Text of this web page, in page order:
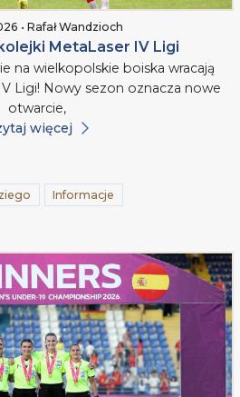
• Rafał Wandzioch
MetaLaser IV Ligi
na wielkopolskie boiska wracają
Ligi! Nowy sezon oznacza nowe
otwarcie,
więcej
Informacje